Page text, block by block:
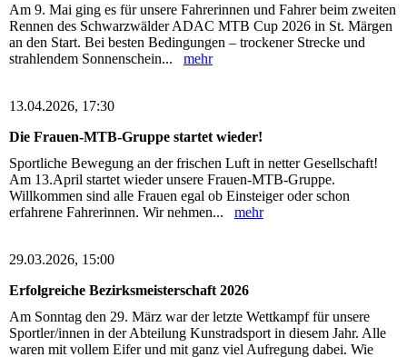
Am 9. Mai ging es für unsere Fahrerinnen und Fahrer beim zweiten
Rennen des Schwarzwälder ADAC MTB Cup 2026 in St. Märgen
an den Start. Bei besten Bedingungen – trockener Strecke und
strahlendem Sonnenschein... mehr
13.04.2026, 17:30
Die Frauen-MTB-Gruppe startet wieder!
Sportliche Bewegung an der frischen Luft in netter Gesellschaft!
Am 13.April startet wieder unsere Frauen-MTB-Gruppe.
Willkommen sind alle Frauen egal ob Einsteiger oder schon
erfahrene Fahrerinnen. Wir nehmen... mehr
29.03.2026, 15:00
Erfolgreiche Bezirksmeisterschaft 2026
Am Sonntag den 29. März war der letzte Wettkampf für unsere
Sportler/innen in der Abteilung Kunstradsport in diesem Jahr. Alle
waren mit vollem Eifer und mit ganz viel Aufregung dabei. Wie